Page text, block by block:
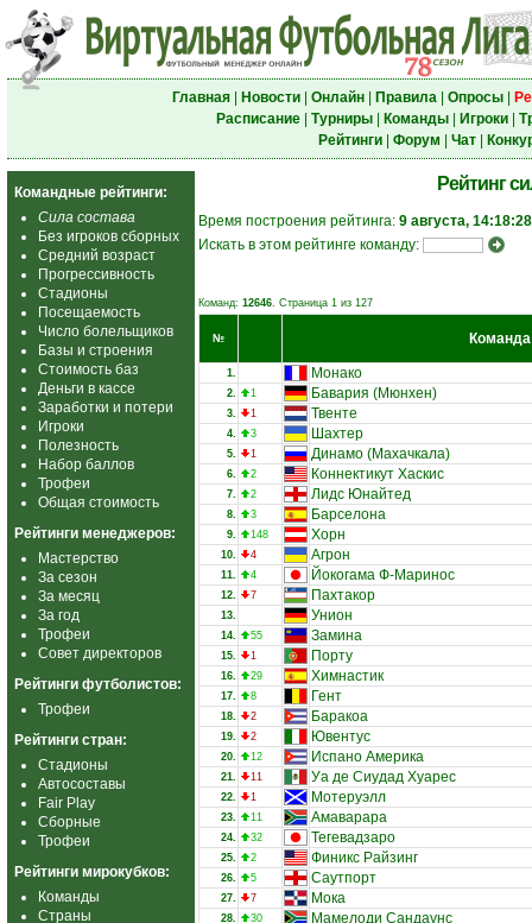
Главная| Новости| Онлайн| Правила| Опросы|
Расписание| Турниры| Команды| Игроки|
Рейтинги| Форум Чат|
Командные рейтинги:
Сила состава
Без игроков сборных
Средний возраст
Прогрессивность
Стадионы
Посещаемость
Число болельщиков
Базы и строения
Стоимость баз
Деньги в кассе
Заработки и потери
Игроки
Полезность
Набор баллов
Трофеи
Общая стоимость
Рейтинги менеджеров:
Мастерство
За сезон
За месяц
За год
Трофеи
Совет директоров
Рейтинги футболистов:
Трофеи
Рейтинги стран:
Стадионы
Автосоставы
Fair Play
Сборные
Трофеи
Рейтинги мирокубков:
Команды
Страны
Рейтинг
Время построения рейтинга: 9 августа, 14:18:28
Искать в этом рейтинге команду:
Команд: 12646. Страница 1 из 127
№ Команда
1. Монако
2. 1 Бавария (Мюнхен)
3. 1 Твенте
4. 3 Шахтер
5. 1 Динамо (Махачкала)
6. 2 Коннектикут Хаскис
7. 2 Лидс Юнайтед
8. 3 Барселона
9. 148 Хорн
10. 4 Агрон
11. 4 Йокогама Ф-Маринос
12. 7 Пахтакор
13. Унион
14. 55 Замина
15. 1 Порту
16. 29 Химнастик
17. 8 Гент
18. 2 Баракоа
19. 2 Ювентус
20. 12 Испано Америка
21. 11 Уа де Сиудад Хуарес
22. 1 Мотеруэлл
23. 11 Амаварара
24. 32 Тегевадзаро
25. 2 Финикс Райзинг
26. 5 Саутпорт
27. 7 Мока
28. 30 Мамелоди Сандаунс